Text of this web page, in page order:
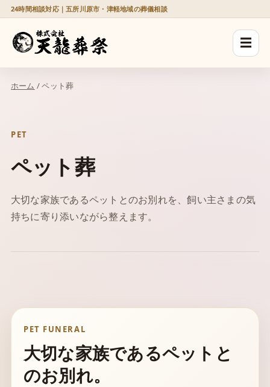
24時間相談対応｜五所川原市・津軽地域の葬儀相談
☰
ホーム / ペット葬
PET
ペット葬
大切な家族であるペットとのお別れを、飼い主さまの気
持ちに寄り添いながら整えます。
PET FUNERAL
大切な家族であるペットと
のお別れ。